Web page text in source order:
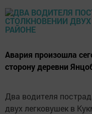
Авария произошла
сторону деревни
Два водителя
двух легковушек в